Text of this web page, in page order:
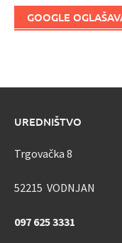
GOOGLE
UREDNIŠTVO
Trgovačka 8
52215 VODNJAN
097 625 3331